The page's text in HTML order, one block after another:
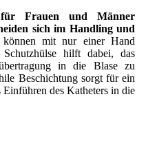
Frauen und Männer
sich im Handling und
können mit nur einer Hand
hilft dabei, das
in die Blase zu
Beschichtung sorgt für ein
Einführen des Katheters in die